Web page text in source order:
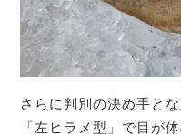
さらに判別の決め手と
「左ヒラメ型」で目が